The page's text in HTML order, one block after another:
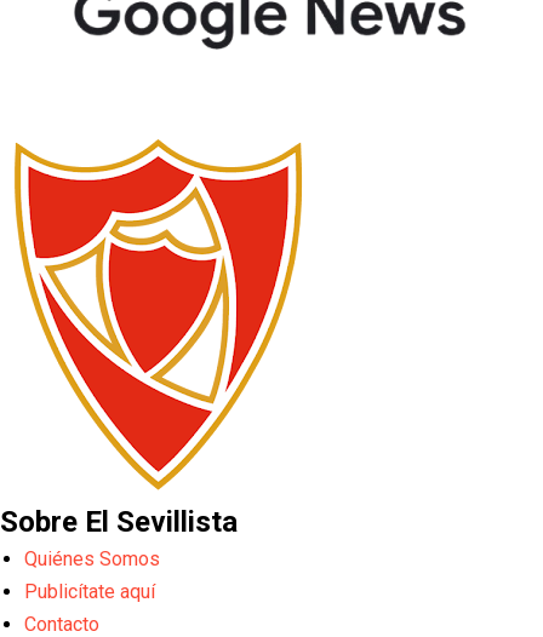
Sobre El Sevillista
Quiénes Somos
Publicítate aquí
Contacto